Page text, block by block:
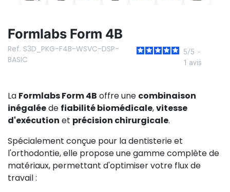
Formlabs Form 4B
Ref. S3D_PKG-F4B-WSVC-DSP-
BASIC
5/5 -
1 avis
La Formlabs Form 4B offre une combinaison
inégaléede fiabilité biomédicale,vitesse
d'exécution et précision chirurgicale.
Spécialement conçue pour la dentisterie et
l'orthodontie, elle propose une gamme complète de
matériaux, permettant d'optimiser votre flux de
travail :